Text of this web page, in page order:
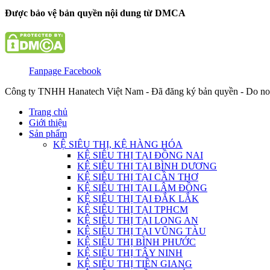
Được bảo vệ bản quyền nội dung từ DMCA
Fanpage Facebook
Công ty TNHH Hanatech Việt Nam - Đã đăng ký bản quyền - Do
Trang chủ
Giới thiệu
Sản phẩm
KỆ SIÊU THỊ, KỆ HÀNG HÓA
KỆ SIÊU THỊ TẠI ĐỒNG NAI
KỆ SIÊU THỊ TẠI BÌNH DƯƠNG
KỆ SIÊU THỊ TẠI CẦN THƠ
KỆ SIÊU THỊ TẠI LÂM ĐỒNG
KỆ SIÊU THỊ TẠI ĐẮK LẮK
KỆ SIÊU THỊ TẠI TPHCM
KỆ SIÊU THỊ TẠI LONG AN
KỆ SIÊU THỊ TẠI VŨNG TÀU
KỆ SIÊU THỊ BÌNH PHƯỚC
KỆ SIÊU THỊ TÂY NINH
KỆ SIÊU THỊ TIỀN GIANG